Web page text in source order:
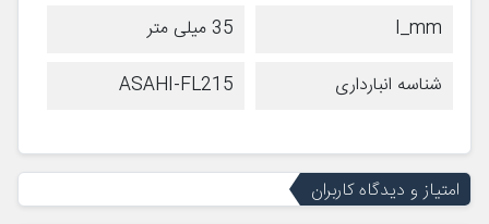
I_mm
35 میلی متر
شناسه انبارداری
ASAHI-FL215
امتیاز و دیدگاه کاربران